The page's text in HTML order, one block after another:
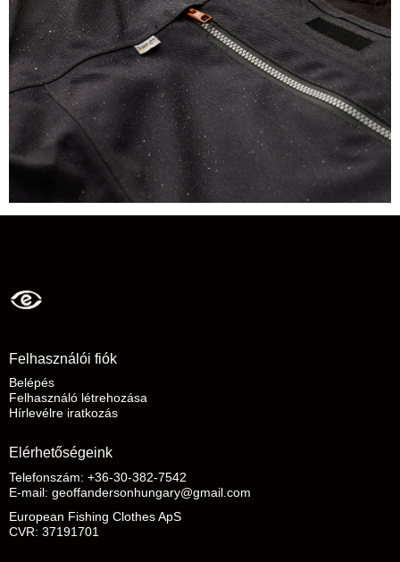
Felhasználói fiók
Belépés
Felhasználó létrehozása
Hírlevélre iratkozás
Elérhetőségeink
Telefonszám: +36-30-382-7542
E-mail: geoffandersonhungary@gmail.com
European Fishing Clothes ApS
CVR: 37191701